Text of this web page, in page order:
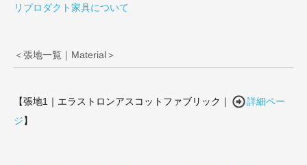
リプロダクト家具について
＜張地一覧｜Material＞
【張地1｜エラストロンアスコットファブリック｜
詳細ペー
ジ】